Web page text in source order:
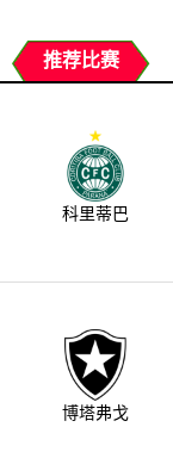
推荐比赛
科里蒂巴
博塔弗戈